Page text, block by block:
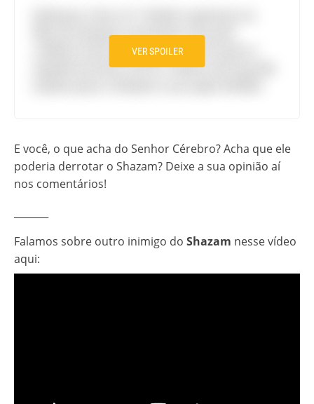
filme do Shazam na primeira cena pós-
créditos! Você acha que ele retorna para a
sequência? Junto com Dr. Silvana será que ele
VER SPOILER
E você, o que acha do Senhor Cérebro? Acha que ele
poderia derrotar o Shazam? Deixe a sua opinião aí
nos comentários!
Falamos sobre outro inimigo do Shazam nesse vídeo
aqui: